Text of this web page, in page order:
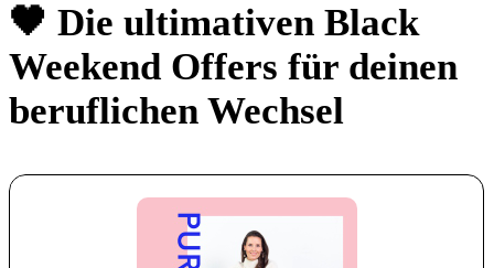
🖤 Die ultimativen Black
Weekend Offers für deinen
beruflichen Wechsel